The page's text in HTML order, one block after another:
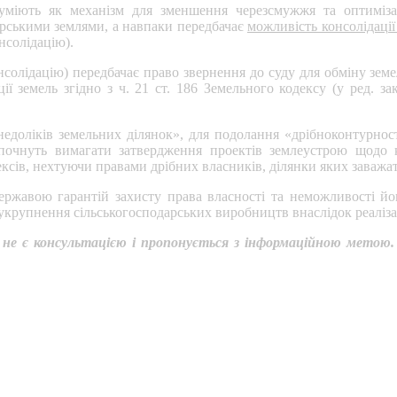
як механізм для зменшення черезсмужжя та
землями, а навпаки передбачає можливість
передбачає право звернення до суду для обміну
земель згідно з ч. 21 ст. 186 Земельного кодексу (у ред.
земельних ділянок», для подолання
вимагати затвердження проектів землеустрою
нехтуючи правами дрібних власників, ділянки яких
гарантій захисту права власності та неможливості
сільськогосподарських виробництв внаслідок
консультацією і пропонується з інформаційною